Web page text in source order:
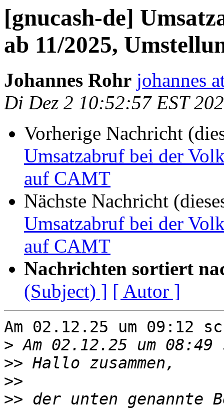
[gnucash-de]
ab 11/2025,
Johannes Rohr johannes
Di Dez 2 10:52:57 EST
Vorherige Nachricht
Umsatzabruf bei der
auf CAMT
Nächste Nachricht
Umsatzabruf bei der
auf CAMT
Nachrichten sortiert
(Subject) ] [ Autor ]
Am 02.12.25 um 09:12
>
>>
>>
>> der unten genannte